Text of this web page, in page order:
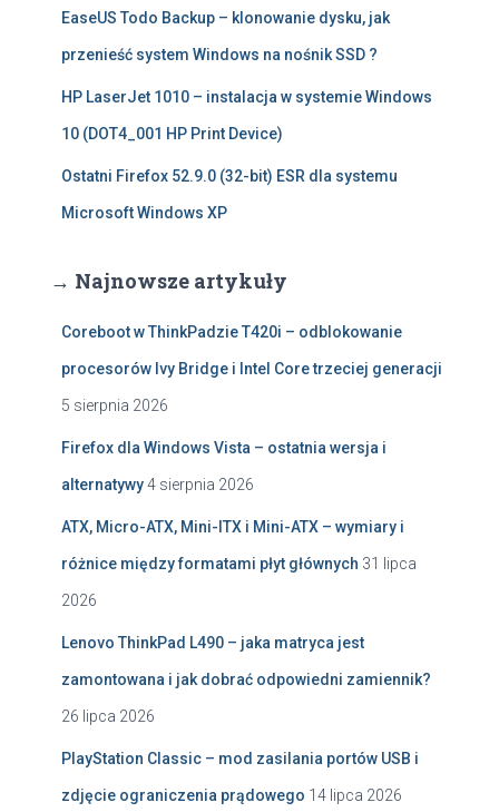
EaseUS Todo Backup – klonowanie dysku, jak
przenieść system Windows na nośnik SSD ?
HP LaserJet 1010 – instalacja w systemie Windows
10 (DOT4_001 HP Print Device)
Ostatni Firefox 52.9.0 (32-bit) ESR dla systemu
Microsoft Windows XP
→ Najnowsze artykuły
Coreboot w ThinkPadzie T420i – odblokowanie
procesorów Ivy Bridge i Intel Core trzeciej generacji
5 sierpnia 2026
Firefox dla Windows Vista – ostatnia wersja i
alternatywy4 sierpnia 2026
ATX, Micro-ATX, Mini-ITX i Mini-ATX – wymiary i
różnice między formatami płyt głównych 31 lipca
2026
Lenovo ThinkPad L490 – jaka matryca jest
zamontowana i jak dobrać odpowiedni zamiennik?
26 lipca 2026
PlayStation Classic – mod zasilania portów USB i
zdjęcie ograniczenia prądowego 14 lipca 2026